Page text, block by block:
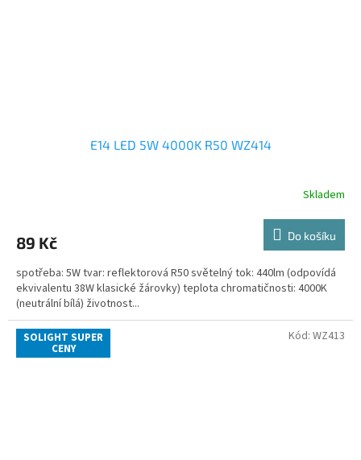
E14 LED 5W 4000K R50 WZ414
Skladem
89 Kč Do košíku
spotřeba: 5W tvar: reflektorová R50 světelný tok: 440lm (odpovídá
ekvivalentu 38W klasické žárovky) teplota chromatičnosti: 4000K
(neutrální bílá) životnost...
SOLIGHT SUPER
CENY
Kód: WZ413